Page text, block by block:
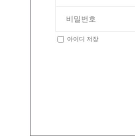
아이디 저장